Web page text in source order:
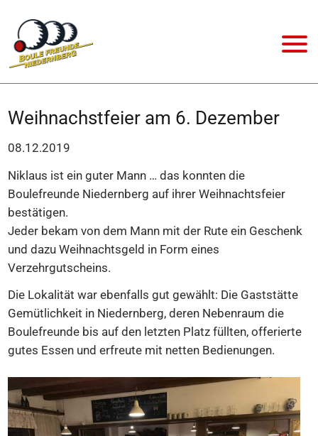
Weihnachstfeier am 6. Dezember
08.12.2019
Niklaus ist ein guter Mann … das konnten die
Boulefreunde Niedernberg auf ihrer Weihnachtsfeier
bestätigen.
Jeder bekam von dem Mann mit der Rute ein Geschenk
und dazu Weihnachtsgeld in Form eines
Verzehrgutscheins.
Die Lokalität war ebenfalls gut gewählt: Die Gaststätte
Gemütlichkeit in Niedernberg, deren Nebenraum die
Boulefreunde bis auf den letzten Platz füllten, offerierte
gutes Essen und erfreute mit netten Bedienungen.